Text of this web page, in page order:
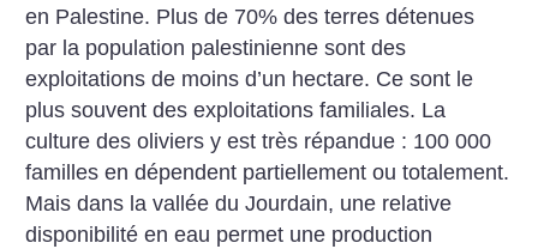
en Palestine. Plus de 70% des terres détenues
par la population palestinienne sont des
exploitations de moins d’un hectare. Ce sont le
plus souvent des exploitations familiales. La
culture des oliviers y est très répandue : 100 000
familles en dépendent partiellement ou totalement.
Mais dans la vallée du Jourdain, une relative
disponibilité en eau permet une production